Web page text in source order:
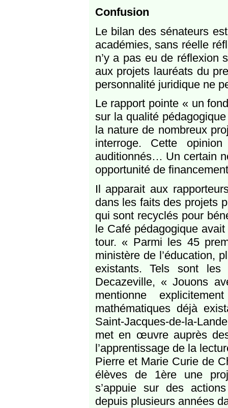
Confusion
Le bilan des sénateurs
académies, sans réelle
n’y a pas eu de réflexion
aux projets lauréats du
personnalité juridique ne
Le rapport pointe « un
sur la qualité
la nature de nombreux
interroge. Cette
auditionnés… Un certain
opportunité de
Il apparait aux
dans les faits des projets
qui sont recyclés pour
le Café pédagogique
tour. « Parmi les 45
ministère de l’éducation,
existants. Tels sont
Decazeville, « Jouons
mentionne
mathématiques déjà
Saint-Jacques-de-la-
met en œuvre auprès
l’apprentissage de la
Pierre et Marie Curie de
élèves de 1ère une
s’appuie sur des
depuis plusieurs années